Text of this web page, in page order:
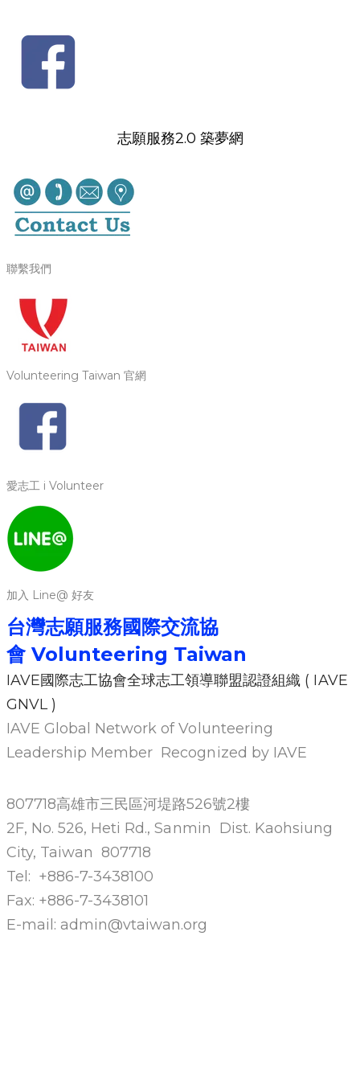
志願服務2.0 築夢網
聯繫我們
Volunteering Taiwan 官網
愛志工 i Volunteer
加入 Line@ 好友
台灣志願服務國際交流協
會Volunteering Taiwan
IAVE國際志工協會全球志工領導聯盟認證組織 ( IAVE
GNVL )
IAVE Global Network of Volunteering
Leadership Member Recognized by IAVE
807718高雄市三民區河堤路526號2樓
2F, No. 526, Heti Rd., Sanmin Dist. Kaohsiung
City, Taiwan 807718
Tel: +886-7-3438100
Fax: +886-7-3438101
E-mail: admin@vtaiwan.org